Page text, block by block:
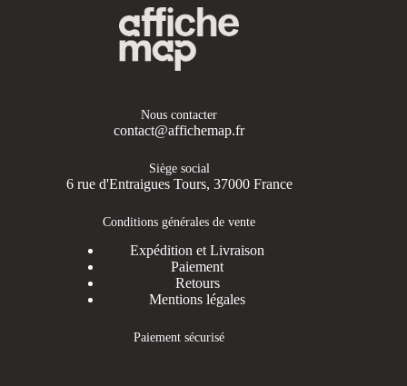
Nous contacter
contact@affichemap.fr
Siège social
6 rue d'Entraigues Tours, 37000 France
Conditions générales de vente
Expédition et Livraison
Paiement
Retours
Mentions légales
Paiement sécurisé